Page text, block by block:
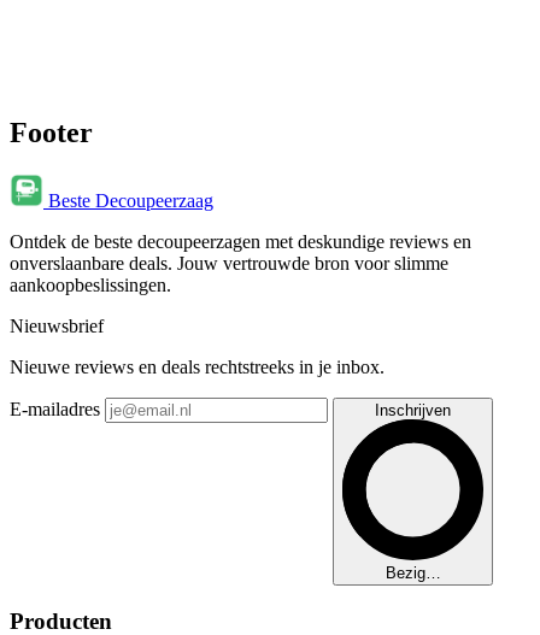
Footer
Beste Decoupeerzaag
Ontdek de beste decoupeerzagen met deskundige reviews en
onverslaanbare deals. Jouw vertrouwde bron voor slimme
aankoopbeslissingen.
Nieuwsbrief
Nieuwe reviews en deals rechtstreeks in je inbox.
E-mailadres Inschrijven
Bezig…
Producten